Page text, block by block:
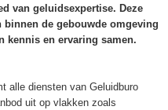
van geluidsexpertise. Deze
binnen de gebouwde omgeving
kennis en ervaring samen.
alle diensten van Geluidburo
uit op vlakken zoals